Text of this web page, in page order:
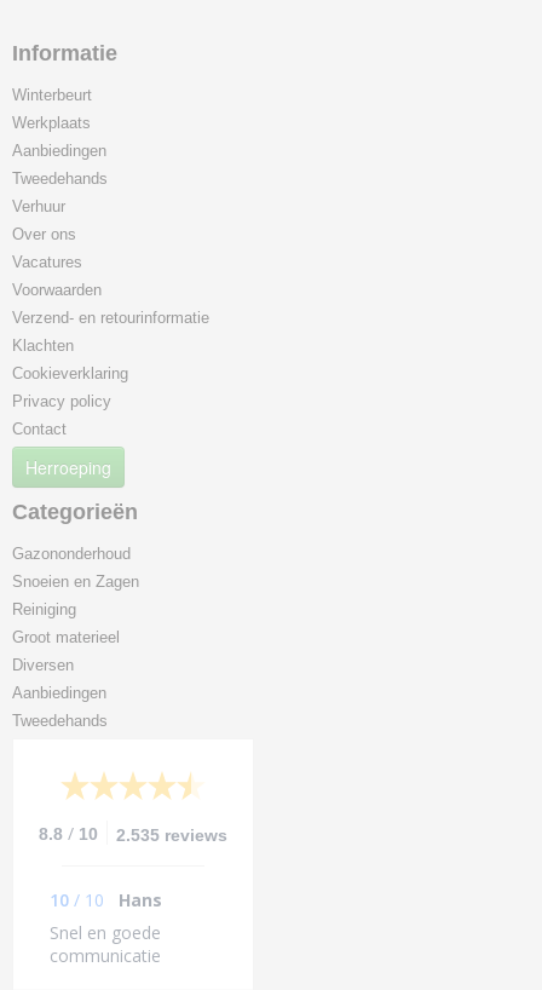
Informatie
Winterbeurt
Werkplaats
Aanbiedingen
Tweedehands
Verhuur
Over ons
Vacatures
Voorwaarden
Verzend- en retourinformatie
Klachten
Cookieverklaring
Privacy policy
Contact
Herroeping
Categorieën
Gazononderhoud
Snoeien en Zagen
Reiniging
Groot materieel
Diversen
Aanbiedingen
Tweedehands
8.8 / 10 2.535 reviews
10 / 10
Hans
Snel en goede
communicatie